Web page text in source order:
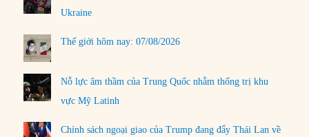
Ukraine
Thế giới hôm nay: 07/08/2026
Nỗ lực âm thầm của Trung Quốc nhằm thống trị khu
vực Mỹ Latinh
Chính sách ngoại giao của Trump đang đẩy Thái Lan về